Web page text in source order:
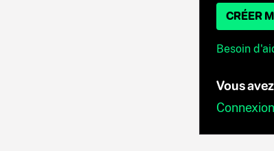
CRÉER
Besoin
Vous
Connexion